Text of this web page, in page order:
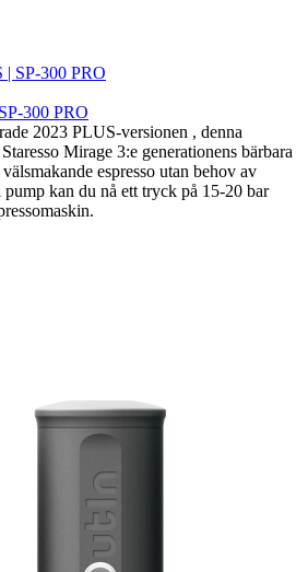
300 PRO
2023 PLUS-versionen , denna
Mirage 3:e generationens bärbara
espresso utan behov av
kan du nå ett tryck på 15-20 bar